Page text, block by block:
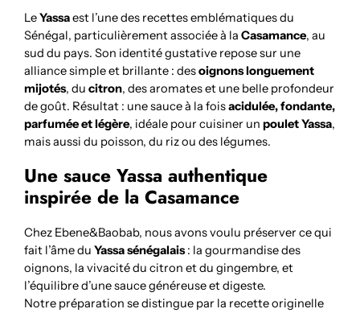
LeYassaest l’une des recettes emblématiques du
Sénégal, particulièrement associée à laCasamance, au
sud du pays. Son identité gustative repose sur une
alliance simple et brillante : desoignons longuement
mijotés, ducitron, des aromates et une belle profondeur
de goût. Résultat : une sauce à la foisacidulée, fondante,
parfumée et légère, idéale pour cuisiner unpoulet Yassa,
mais aussi du poisson, du riz ou des légumes.
Une sauce Yassa authentique
inspirée de la Casamance
Chez Ebene&Baobab, nous avons voulu préserver ce qui
fait l’âme duYassa sénégalais: la gourmandise des
oignons, la vivacité du citron et du gingembre, et
l’équilibre d’une sauce généreuse et digeste.
Notre préparation se distingue par la recette originelle